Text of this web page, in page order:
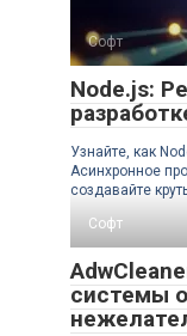
Софт
Node.js:
Узнайте, как
Асинхронное
создавайте
Софт
системы